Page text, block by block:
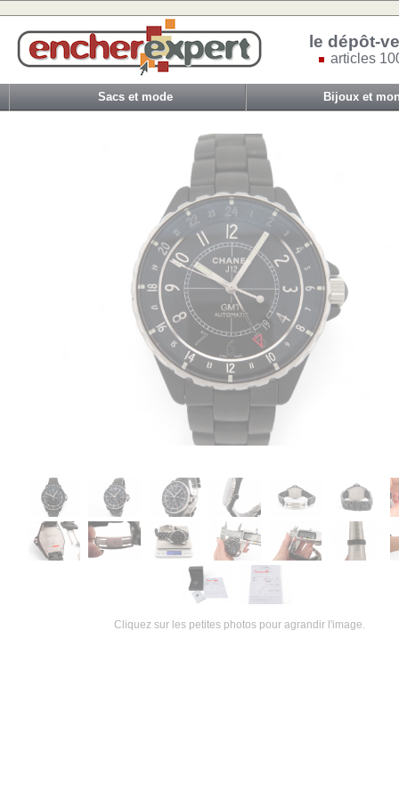
le dépôt-
articles
Sacs et mode Bijoux et
Cliquez sur les petites photos pour agrandir l'image.